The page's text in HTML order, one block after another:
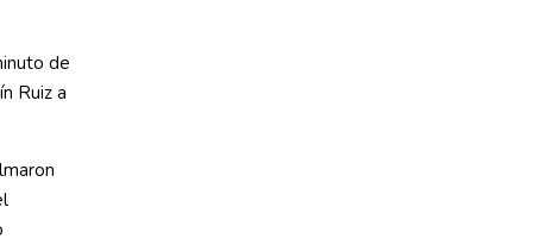
de
Ruiz a